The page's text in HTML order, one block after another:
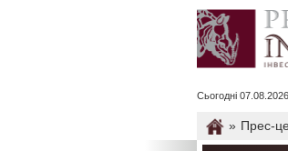
Сьогодні
» Прес-